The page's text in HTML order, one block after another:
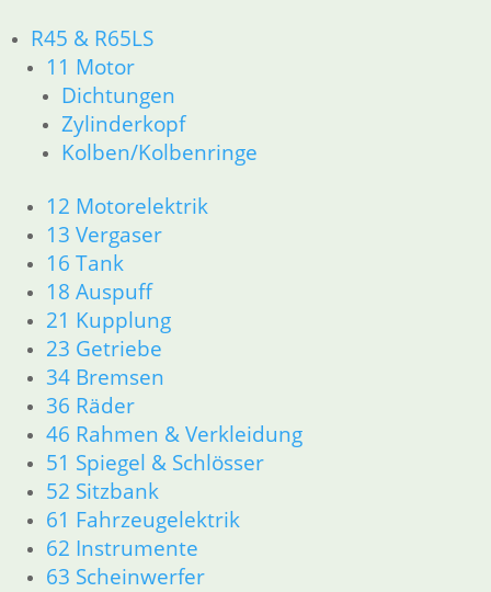
R45 & R65LS
11 Motor
Dichtungen
Zylinderkopf
Kolben/Kolbenringe
12 Motorelektrik
13 Vergaser
16 Tank
18 Auspuff
21 Kupplung
23 Getriebe
34 Bremsen
36 Räder
46 Rahmen & Verkleidung
51 Spiegel & Schlösser
52 Sitzbank
61 Fahrzeugelektrik
62 Instrumente
63 Scheinwerfer
11 Motor
Dichtungen
Kolben/Kolbenringe
Zylinderkopf
12 Motorelektrik
13 Vergaser
18 Auspuff
21 Kupplung
23 Getriebe
26 Kardanwelle
31 Telegabel
32 Lenkung
33 Antrieb
34 Bremsen
36 Räder
46 Rahmen & Verkleidung
51 Spiegel & Schlösser
52 Sitzbank
61 Fahrzeugelektrik
62 Instrumente
63 Scheinwerfer